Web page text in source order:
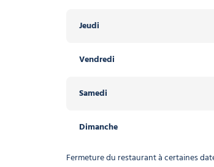
Jeudi
Vendredi
Samedi
Dimanche
Fermeture du restaurant à certaines
Jeudi
Vendredi
Samedi
Dimanche